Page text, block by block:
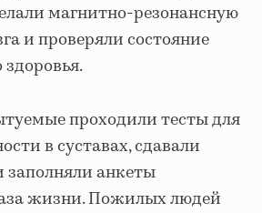
магнитно-резонансную
и проверяли состояние
проходили тесты для
в суставах, сдавали
анкеты
жизни. Пожилых людей